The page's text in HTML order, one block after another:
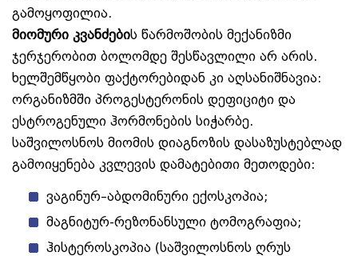
გამოყოფილია.
მიომური კვანძების წარმოშობის მექანიზმი
ჯერჯერობით ბოლომდე შესწავლილი არ არის.
ხელშემწყობი ფაქტორებიდან კი აღსანიშნავია:
ორგანიზმში პროგესტერონის დეფიციტი და
ესტროგენული ჰორმონების სიჭარბე.
საშვილოსნოს მიომის დიაგნოზის დასაზუსტებლად
გამოიყენება კვლევის დამატებითი მეთოდები:
ვაგინურ–აბდომინური ექოსკოპია;
მაგნიტურ-რეზონანსული ტომოგრაფია;
ჰისტეროსკოპია (საშვილოსნოს ღრუს